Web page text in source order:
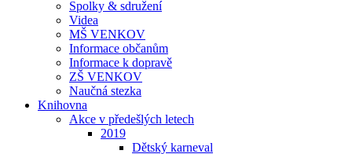
Spolky & sdružení
Videa
MŠ VENKOV
Informace občanům
Informace k dopravě
ZŠ VENKOV
Naučná stezka
Knihovna
Akce v předešlých letech
2019
Dětský karneval